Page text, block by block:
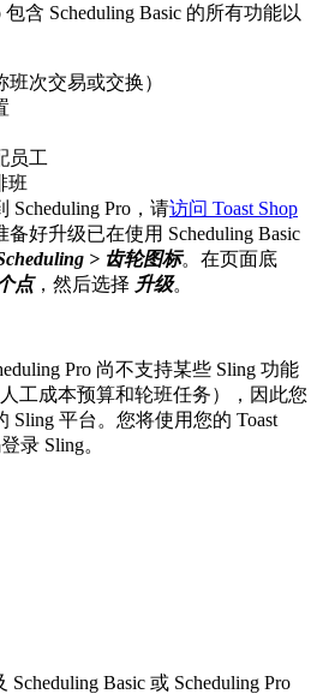
含 Scheduling Basic 的所有功能以
次交易或交换）
员工
班
Scheduling Pro，请访问 Toast Shop
好升级已在使用 Scheduling Basic
> 齿轮图标。在页面底
点，然后选择 升级。
Pro 尚不支持某些 Sling 功能
工成本预算和轮班任务），因此您
Sling 平台。您将使用您的 Toast
录 Sling。
Scheduling Basic 或 Scheduling Pro